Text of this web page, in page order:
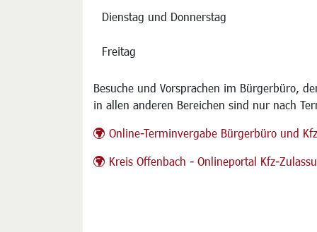
Dienstag und Donnerstag
Freitag
Besuche und Vorsprachen im Bürgerbüro,
in allen anderen Bereichen sind nur nach
Online-Terminvergabe Bürgerbüro und
Kreis Offenbach - Onlineportal Kfz-